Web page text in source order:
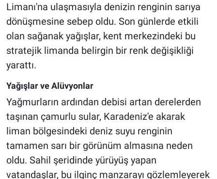
Limanı'na ulaşmasıyla denizin renginin sarıya
dönüşmesine sebep oldu. Son günlerde etkili
olan sağanak yağışlar, kent merkezindeki bu
stratejik limanda belirgin bir renk değişikliği
yarattı.
Yağışlar ve Alüvyonlar
Yağmurların ardından debisi artan derelerden
taşınan çamurlu sular, Karadeniz'e akarak
liman bölgesindeki deniz suyu renginin
tamamen sarı bir görünüm almasına neden
oldu. Sahil şeridinde yürüyüş yapan
vatandaşlar, bu ilginç manzarayı gözlemleyerek